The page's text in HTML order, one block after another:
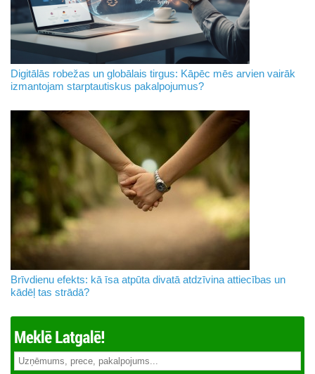
Digitālās robežas un globālais tirgus: Kāpēc mēs arvien vairāk
izmantojam starptautiskus pakalpojumus?
Brīvdienu efekts: kā īsa atpūta divatā atdzīvina attiecības un
kādēļ tas strādā?